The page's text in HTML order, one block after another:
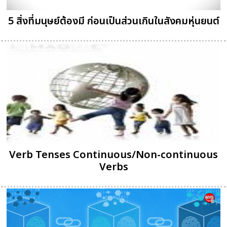
5 สิ่งที่มนุษย์ต้องมี ก่อนเป็นส่วนเกินในสังคมหุ่นยนต์
Verb Tenses Continuous/Non-continuous
Verbs